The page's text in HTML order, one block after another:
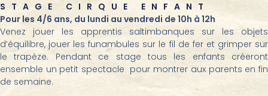
STAGE CIRQUE ENFANT
Pour les 4/6 ans, du lundi au vendredi de 10h à 12h
Venez jouer les apprentis saltimbanques sur les objets
d’équilibre, jouer les funambules sur le fil de fer et grimper sur
le trapèze. Pendant ce stage tous les enfants créeront
ensemble un petit spectacle pour montrer aux parents en fin
de semaine.